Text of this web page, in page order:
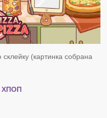
(картинка собрана
ХПОП